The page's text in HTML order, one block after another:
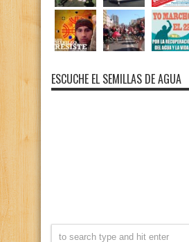
ESCUCHE EL SEMILLAS DE AGUA